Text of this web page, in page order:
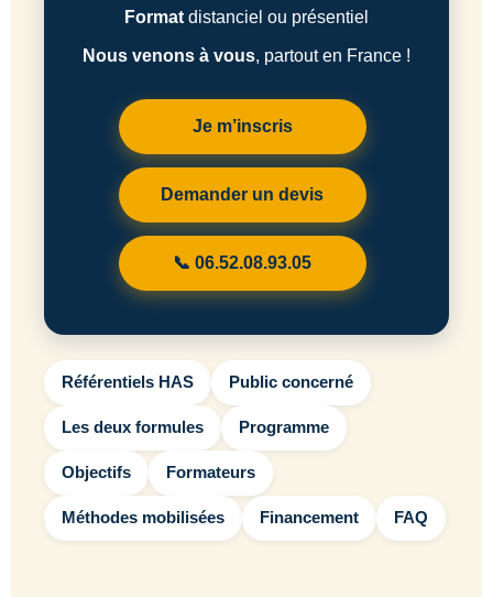
Format distanciel ou présentiel
Nous venons à vous, partout en France !
Je m’inscris
Demander un devis
📞 06.52.08.93.05
Référentiels HAS Public concerné
Les deux formules Programme
Objectifs Formateurs
Méthodes mobilisées Financement FAQ